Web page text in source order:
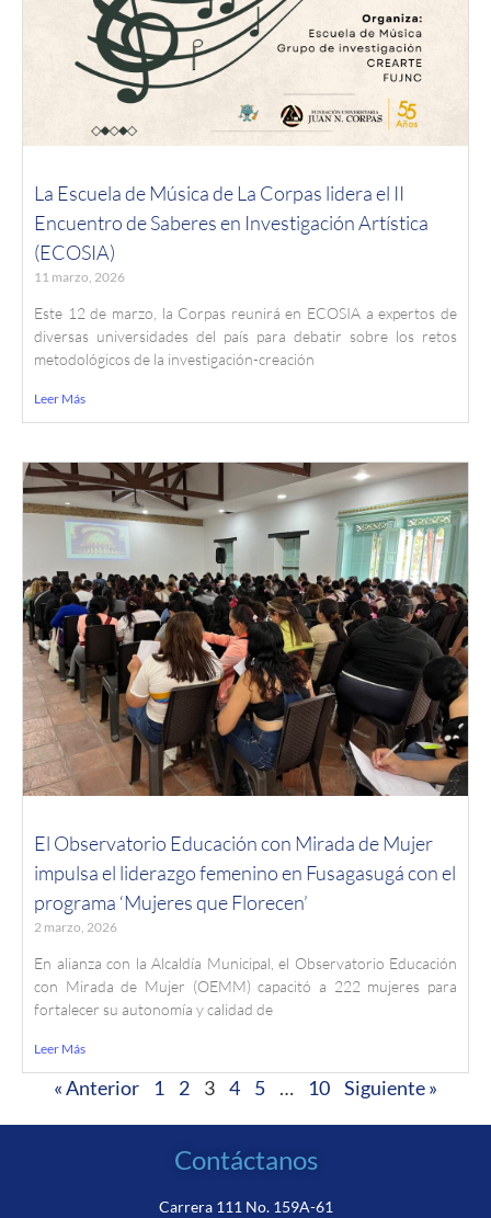
La Escuela de Música de La Corpas lidera el II
Encuentro de Saberes en Investigación Artística
(ECOSIA)
11 marzo, 2026
Este 12 de marzo, la Corpas reunirá en ECOSIA a expertos de
diversas universidades del país para debatir sobre los retos
metodológicos de la investigación-creación
Leer Más
El Observatorio Educación con Mirada de Mujer
impulsa el liderazgo femenino en Fusagasugá con el
programa ‘Mujeres que Florecen’
2 marzo, 2026
En alianza con la Alcaldía Municipal, el Observatorio Educación
con Mirada de Mujer (OEMM) capacitó a 222 mujeres para
fortalecer su autonomía y calidad de
Leer Más
« Anterior 1 2 3 4 5 … 10 Siguiente »
Contáctanos
Carrera 111 No. 159A-61